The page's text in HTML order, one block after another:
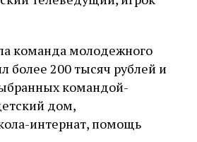
команда молодежного
более 200 тысяч рублей и
командой-
дом,
интернат, помощь
слово в переводе Библии